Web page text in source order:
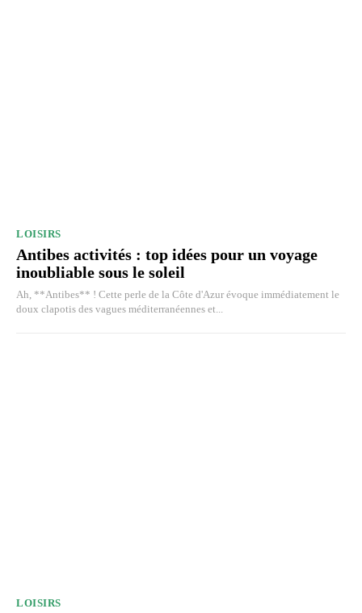
LOISIRS
Antibes activités : top idées pour un voyage
inoubliable sous le soleil
Ah, **Antibes** ! Cette perle de la Côte d'Azur évoque immédiatement le
doux clapotis des vagues méditerranéennes et...
LOISIRS